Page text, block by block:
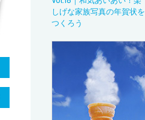
しげな家族写真の年賀状を
つくろう